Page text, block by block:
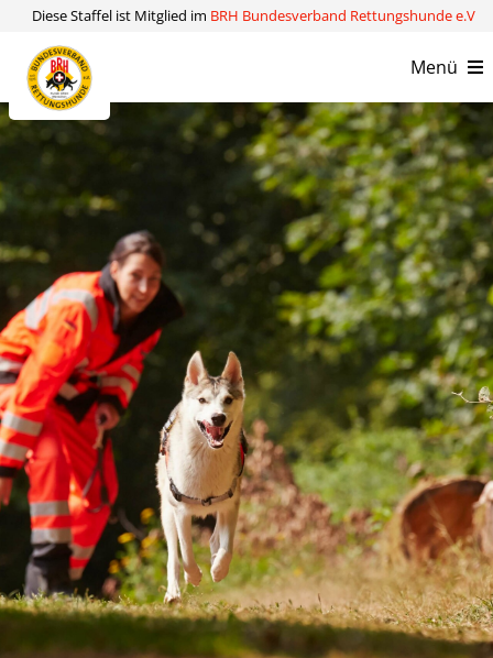
Zum
Inhalt
springen
Diese Staffel ist Mitglied im BRH Bundesverband Rettungshunde e.V
Menü
Verein
Kompetenzen
Aktuelles
Kontakt